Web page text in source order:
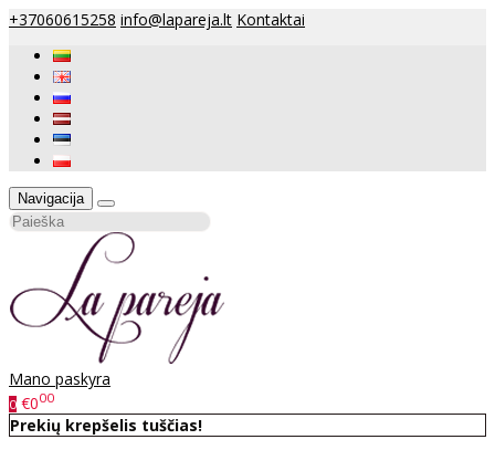
+37060615258 info@lapareja.lt Kontaktai
Navigacija
Mano paskyra
0 €000
Prekių krepšelis tuščias!